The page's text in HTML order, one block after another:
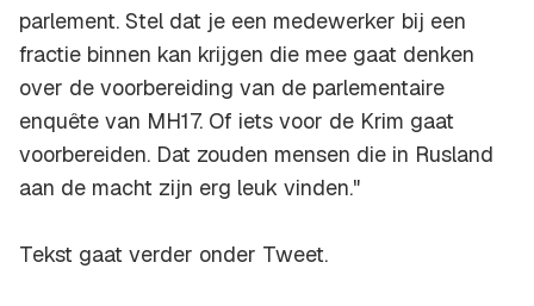
parlement. Stel dat je een medewerker bij een
fractie binnen kan krijgen die mee gaat denken
over de voorbereiding van de parlementaire
enquête van MH17. Of iets voor de Krim gaat
voorbereiden. Dat zouden mensen die in Rusland
aan de macht zijn erg leuk vinden."
Tekst gaat verder onder Tweet.